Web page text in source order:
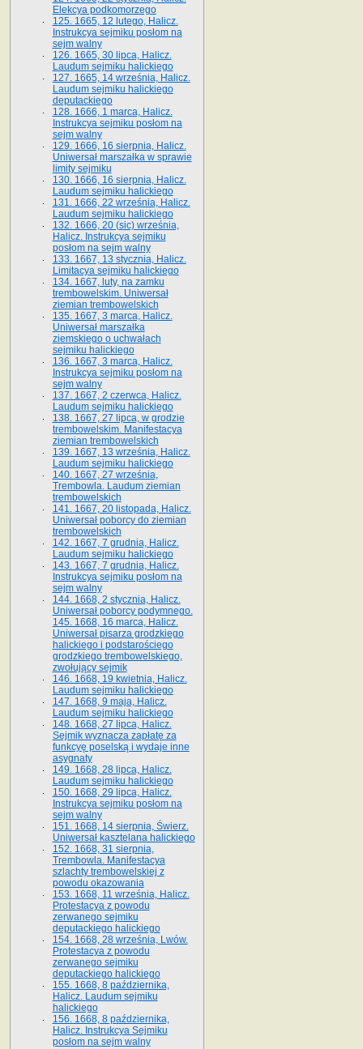
Elekcya podkomorzego
125. 1665, 12 lutego, Halicz.
Instrukcya sejmiku posłom na
sejm walny
126. 1665, 30 lipca, Halicz.
Laudum sejmiku halickiego
127. 1665, 14 września, Halicz.
Laudum sejmiku halickiego
deputackiego
128. 1666, 1 marca, Halicz.
Instrukcya sejmiku posłom na
sejm walny
129. 1666, 16 sierpnia, Halicz.
Uniwersał marszałka w sprawie
limity sejmiku
130. 1666, 16 sierpnia, Halicz.
Laudum sejmiku halickiego
131. 1666, 22 września, Halicz.
Laudum sejmiku halickiego
132. 1666, 20 (sic) września,
Halicz. Instrukcya sejmiku
posłom na sejm walny
133. 1667, 13 stycznia, Halicz.
Limitacya sejmiku halickiego
134. 1667, luty, na zamku
trembowelskim. Uniwersał
ziemian trembowelskich
135. 1667, 3 marca, Halicz.
Uniwersał marszałka
ziemskiego o uchwałach
sejmiku halickiego
136. 1667, 3 marca, Halicz.
Instrukcya sejmiku posłom na
sejm walny
137. 1667, 2 czerwca, Halicz.
Laudum sejmiku halickiego
138. 1667, 27 lipca, w grodzie
trembowelskim. Manifestacya
ziemian trembowelskich
139. 1667, 13 września, Halicz.
Laudum sejmiku halickiego
140. 1667, 27 września,
Trembowla. Laudum ziemian
trembowelskich
141. 1667, 20 listopada, Halicz.
Uniwersał poborcy do ziemian
trembowelskich
142. 1667, 7 grudnia, Halicz.
Laudum sejmiku halickiego
143. 1667, 7 grudnia, Halicz.
Instrukcya sejmiku posłom na
sejm walny
144. 1668, 2 stycznia, Halicz.
Uniwersał poborcy podymnego.
145. 1668, 16 marca, Halicz.
Uniwersał pisarza grodzkiego
halickiego i podstarościego
grodzkiego trembowelskiego,
zwołujący sejmik
146. 1668, 19 kwietnia, Halicz.
Laudum sejmiku halickiego
147. 1668, 9 maja, Halicz.
Laudum sejmiku halickiego
148. 1668, 27 lipca, Halicz.
Sejmik wyznacza zapłatę za
funkcyę poselską i wydaje inne
asygnaty
149. 1668, 28 lipca, Halicz.
Laudum sejmiku halickiego
150. 1668, 29 lipca, Halicz.
Instrukcya sejmiku posłom na
sejm walny
151. 1668, 14 sierpnia, Świerz.
Uniwersał kasztelana halickiego
152. 1668, 31 sierpnia,
Trembowla. Manifestacya
szlachty trembowelskiej z
powodu okazowania
153. 1668, 11 września, Halicz.
Protestacya z powodu
zerwanego sejmiku
deputackiego halickiego
154. 1668, 28 września, Lwów.
Protestacya z powodu
zerwanego sejmiku
deputackiego halickiego
155. 1668, 8 października,
Halicz. Laudum sejmiku
halickiego
156. 1668, 8 października,
Halicz. Instrukcya Sejmiku
posłom na sejm walny